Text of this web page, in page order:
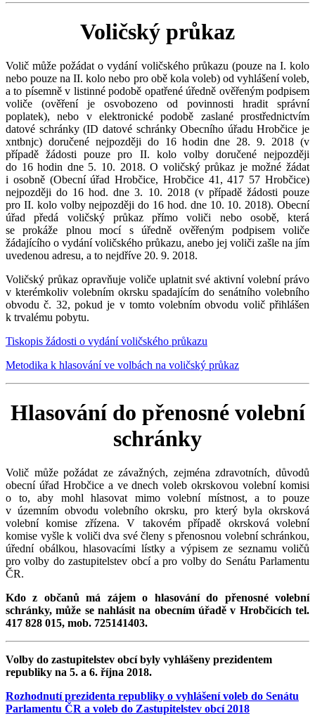
Voličský průkaz
Volič může požádat o vydání voličského průkazu (pouze na I. kolo
nebo pouze na II. kolo nebo pro obě kola voleb) od vyhlášení voleb,
a to písemně v listinné podobě opatřené úředně ověřeným podpisem
voliče (ověření je osvobozeno od povinnosti hradit správní
poplatek), nebo v elektronické podobě zaslané prostřednictvím
datové schránky (ID datové schránky Obecního úřadu Hrobčice je
xntbnjc) doručené nejpozději do 16 hodin dne 28. 9. 2018 (v
případě žádosti pouze pro II. kolo volby doručené nejpozději
do 16 hodin dne 5. 10. 2018. O voličský průkaz je možné žádat
i osobně (Obecní úřad Hrobčice, Hrobčice 41, 417 57 Hrobčice)
nejpozději do 16 hod. dne 3. 10. 2018 (v případě žádosti pouze
pro II. kolo volby nejpozději do 16 hod. dne 10. 10. 2018). Obecní
úřad předá voličský průkaz přímo voliči nebo osobě, která
se prokáže plnou mocí s úředně ověřeným podpisem voliče
žádajícího o vydání voličského průkazu, anebo jej voliči zašle na jím
uvedenou adresu, a to nejdříve 20. 9. 2018.
Voličský průkaz opravňuje voliče uplatnit své aktivní volební právo
v kterémkoliv volebním okrsku spadajícím do senátního volebního
obvodu č. 32, pokud je v tomto volebním obvodu volič přihlášen
k trvalému pobytu.
Tiskopis žádosti o vydání voličského průkazu
Metodika k hlasování ve volbách na voličský průkaz
Hlasování do přenosné volební
schránky
Volič může požádat ze závažných, zejména zdravotních, důvodů
obecní úřad Hrobčice a ve dnech voleb okrskovou volební komisi
o to, aby mohl hlasovat mimo volební místnost, a to pouze
v územním obvodu volebního okrsku, pro který byla okrsková
volební komise zřízena. V takovém případě okrsková volební
komise vyšle k voliči dva své členy s přenosnou volební schránkou,
úřední obálkou, hlasovacími lístky a výpisem ze seznamu voličů
pro volby do zastupitelstev obcí a pro volby do Senátu Parlamentu
ČR.
Kdo z občanů má zájem o hlasování do přenosné volební
schránky, může se nahlásit na obecním úřadě v Hrobčicích tel.
417 828 015, mob. 725141403.
Volby do zastupitelstev obcí byly vyhlášeny prezidentem
republiky na 5. a 6. října 2018.
Rozhodnutí prezidenta republiky o vyhlášení voleb do Senátu
Parlamentu ČR a voleb do Zastupitelstev obcí 2018